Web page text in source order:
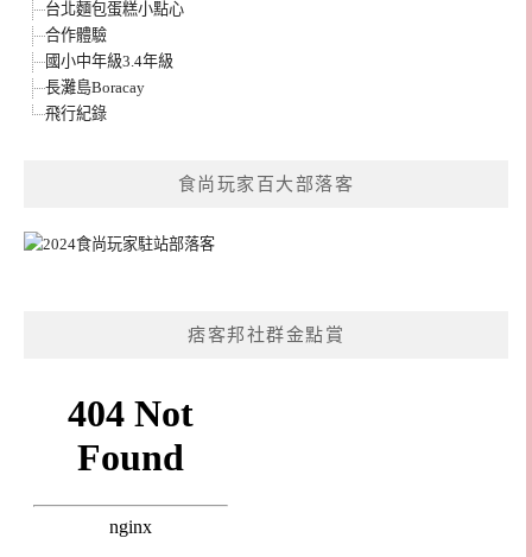
台北麵包蛋糕小點心
合作體驗
國小中年級3.4年級
長灘島Boracay
飛行紀錄
食尚玩家百大部落客
痞客邦社群金點賞